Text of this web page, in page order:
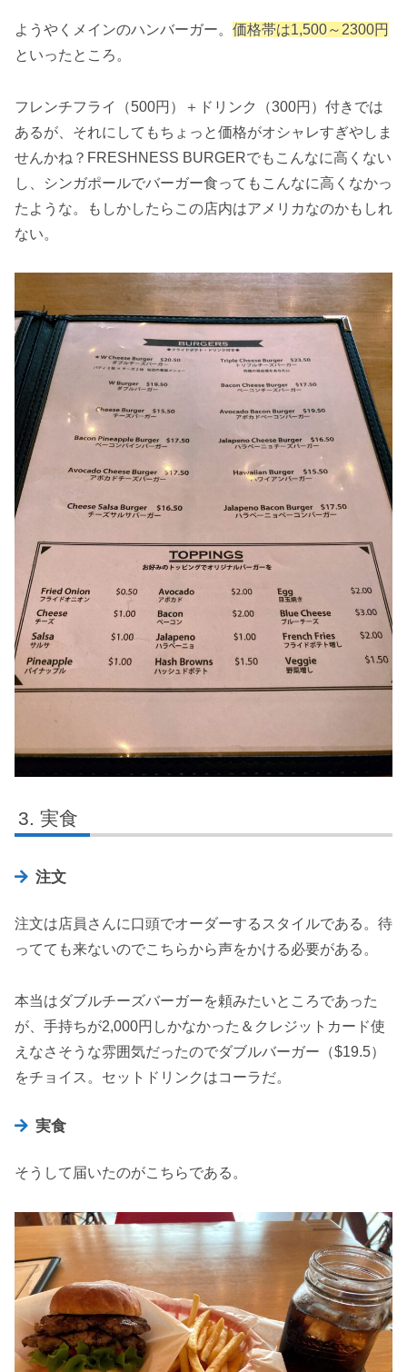
ようやくメインのハンバーガー。 価格帯は1,500～2300円
といったところ。
フレンチフライ（500円）＋ドリンク（300円）付きでは
あるが、それにしてもちょっと価格がオシャレすぎやしま
せんかね？FRESHNESS BURGERでもこんなに高くない
し、シンガポールでバーガー食ってもこんなに高くなかっ
たような。もしかしたらこの店内はアメリカなのかもしれ
ない。
実食
注文
注文は店員さんに口頭でオーダーするスタイルである。待
ってても来ないのでこちらから声をかける必要がある。
本当はダブルチーズバーガーを頼みたいところであった
が、手持ちが2,000円しかなかった＆クレジットカード使
えなさそうな雰囲気だったのでダブルバーガー（$19.5）
をチョイス。セットドリンクはコーラだ。
実食
そうして届いたのがこちらである。